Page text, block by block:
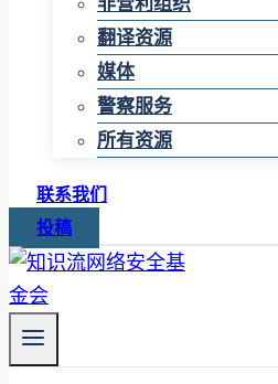
翻译资源
媒体
警察服务
所有资源
联系我们
投稿